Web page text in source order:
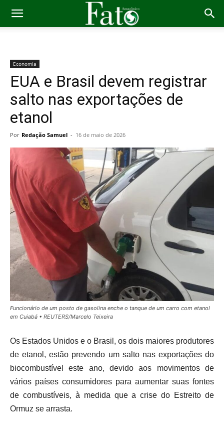
Economia
EUA e Brasil devem registrar
salto nas exportações de
etanol
Por Redação Samuel - 16 de maio de 2026
Funcionário de um posto de gasolina enche o tanque de um carro com etanol
em Cuiabá • REUTERS/Marcelo Teixeira
Os Estados Unidos e o Brasil, os dois maiores produtores
de etanol, estão prevendo um ​salto nas exportações do
biocombustível este ano, devido aos ​movimentos de
vários países consumidores para aumentar suas fontes
de combustíveis, à medida que a crise do Estreito de
Ormuz se arrasta.